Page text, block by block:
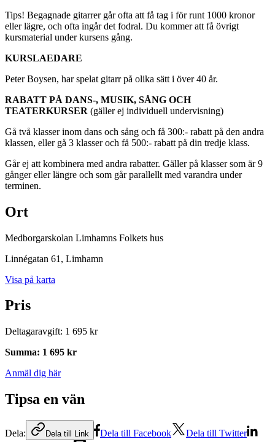
Tips! Begagnade gitarrer går ofta att få tag i för runt 1000 kronor
eller lägre, och ofta ingår det fodral. Du kommer att få övrigt
kursmaterial under kursens gång.
KURSLAEDARE
Peter Boysen, har spelat gitarr på olika sätt i över 40 år.
RABATT PÅ DANS-, MUSIK, SÅNG OCH
TEATERKURSER (gäller ej individuell undervisning)
Gå två klasser inom dans och sång och få 300:- rabatt på den andra
klassen, eller gå 3 klasser och få 500:- rabatt på din tredje klass.
Går ej att kombinera med andra rabatter. Gäller på klasser som är 9
gånger eller längre och som går parallellt med varandra under
terminen.
Ort
Medborgarskolan Limhamns Folkets hus
Linnégatan 61 , Limhamn
Visa på karta
Pris
Deltagaravgift: 1 695 kr
Summa: 1 695 kr
Anmäl dig här
Tipsa en vän
Dela: Dela till Link Dela till Facebook
Dela till Twitter